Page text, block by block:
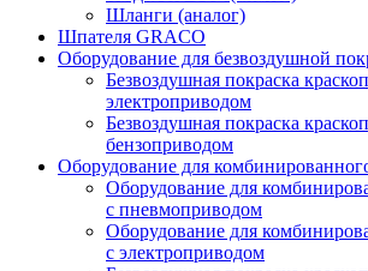
Шланги (аналог)
Шпателя GRACO
Оборудование для безвоздушной
Безвоздушная покраска
электроприводом
Безвоздушная покраска
бензоприводом
Оборудование для
Оборудование для
с пневмоприводом
Оборудование для
с электроприводом